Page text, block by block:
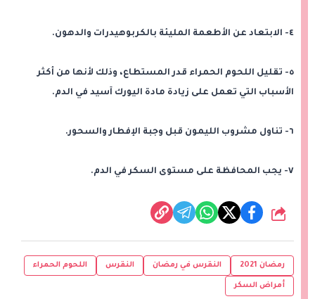
٤- الابتعاد عن الأطعمة المليئة بالكربوهيدرات والدهون.
٥- تقليل اللحوم الحمراء قدر المستطاع، وذلك لأنها من أكثر
الأسباب التي تعمل على زيادة مادة اليورك آسيد في الدم.
٦- تناول مشروب الليمون قبل وجبة الإفطار والسحور.
٧- يجب المحافظة على مستوى السكر في الدم.
شارك
رمضان 2021 النقرس في رمضان النقرس اللحوم الحمراء
أمراض السكر